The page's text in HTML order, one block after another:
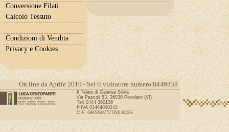
Conversione Filati
Calcolo Tessuto
Condizioni di Vendita
Privacy e Cookies
On line da Aprile 2010 - Sei il visitatore numero 8449338
Il Telaio di Gaiarsa Silvia
Via Pascoli 53, 36030 Povolaro (VI)
Tel: 0444 360136
P.IVA 03464000243
C.F. GRSSLV72T60L840G